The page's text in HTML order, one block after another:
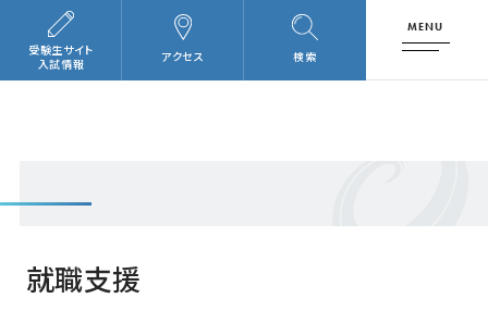
検索
アクセス
受験生サイト
入試情報
MENU
就職支援